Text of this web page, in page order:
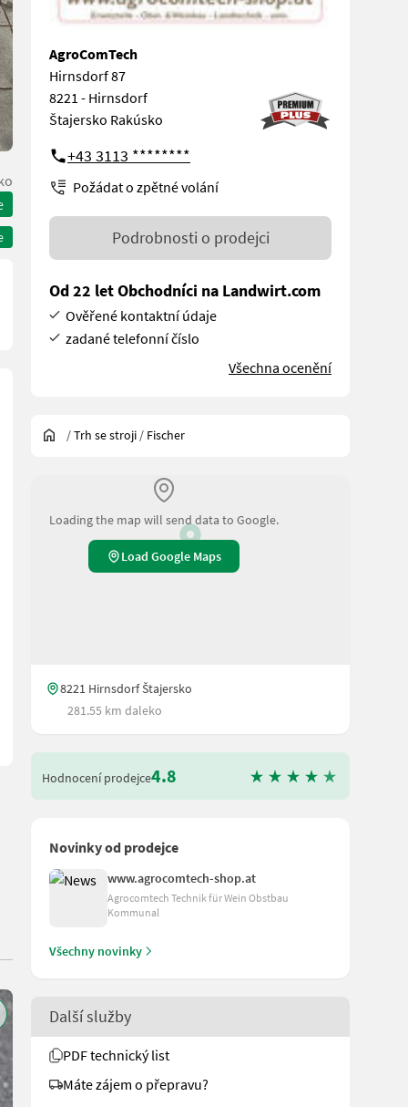
AgroComTech
Hirnsdorf 87
8221 - Hirnsdorf
Štajersko Rakúsko
+43 3113 ********
Požádat o zpětné volání
Podrobnosti o prodejci
Od 22 let Obchodníci na Landwirt.com
Ověřené kontaktní údaje
zadané telefonní číslo
Všechna ocenění
/Trh se stroji / Fischer
Loading the map will send data to Google.
Load Google Maps
8221 Hirnsdorf Štajersko
281.55 km daleko
Hodnocení prodejce4.8
Novinky od prodejce
www.agrocomtech-shop.at
Agrocomtech Technik für Wein Obstbau
Kommunal
Všechny novinky
Další služby
PDF technický list
Máte zájem o přepravu?